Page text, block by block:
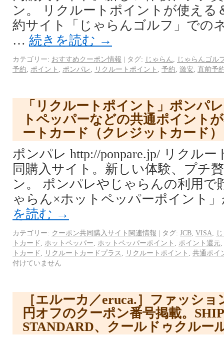
ン。 リクルートポイントが使える
約サイト「じゃらんゴルフ」での
… 続きを読む →
カテゴリー: おすすめクーポン情報 | タグ: じゃらん
じゃらんゴル
予約
ポイント ポンパレ リクルートポイント 予約 激安 直前予
「リクルートポイント」ポンパ
トペッパーなどの共通ポイント
ートカード（クレジットカード
ポンパレ http://ponpare.jp/ リクル
同購入サイト。新しい体験、プチ
ン。 ポンパレやじゃらんの利用で
ゃらん×ホットペッパーポイント
を読む →
カテゴリー: クーポン共同購入サイト関連情報 | タグ: JCB VISA
トカード
ホットペッパー ホットペッパーポイント ポイント還元
トカード
リクルートカードプラス リクルートポイント
共通ポイ
付けていません
［エルーカ／eruca.］ファッショ
円オフのクーポン番号掲載。
STANDARD、クールドゥクルー